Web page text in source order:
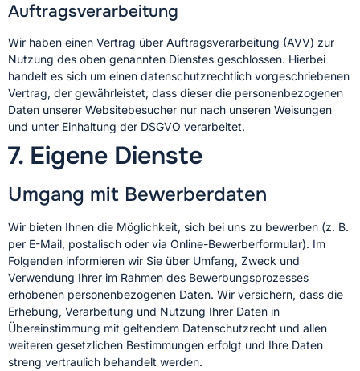
Auftragsverarbeitung
Wir haben einen Vertrag über Auftragsverarbeitung (AVV) zur
Nutzung des oben genannten Dienstes geschlossen. Hierbei
handelt es sich um einen datenschutzrechtlich vorgeschriebenen
Vertrag, der gewährleistet, dass dieser die personenbezogenen
Daten unserer Websitebesucher nur nach unseren Weisungen
und unter Einhaltung der DSGVO verarbeitet.
7. Eigene Dienste
Umgang mit Bewerberdaten
Wir bieten Ihnen die Möglichkeit, sich bei uns zu bewerben (z. B.
per E-Mail, postalisch oder via Online-Bewerberformular). Im
Folgenden informieren wir Sie über Umfang, Zweck und
Verwendung Ihrer im Rahmen des Bewerbungsprozesses
erhobenen personenbezogenen Daten. Wir versichern, dass die
Erhebung, Verarbeitung und Nutzung Ihrer Daten in
Übereinstimmung mit geltendem Datenschutzrecht und allen
weiteren gesetzlichen Bestimmungen erfolgt und Ihre Daten
streng vertraulich behandelt werden.